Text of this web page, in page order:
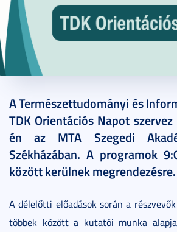
A Természettudományi és
TDK Orientációs Napot
én az MTA Szegedi
Székházában. A programok
között kerülnek megrendezésre.
A délelőtti előadások során a
többek között a kutatói munka